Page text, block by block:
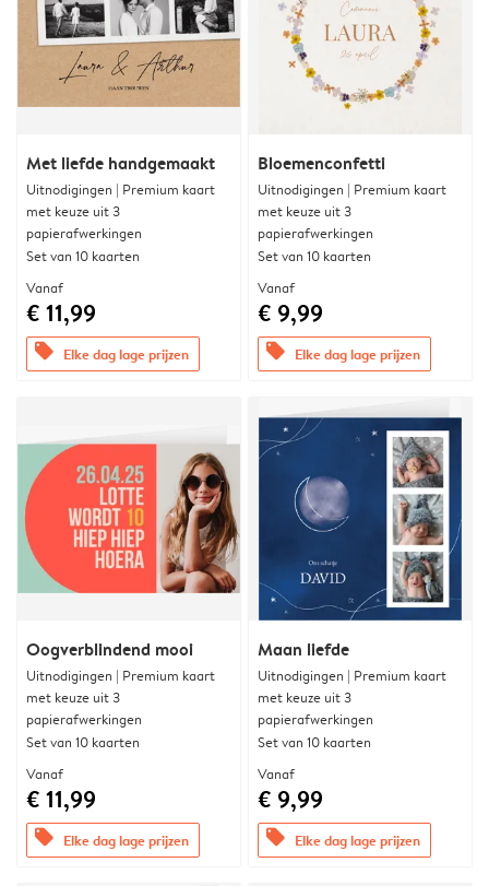
Met liefde handgemaakt
Uitnodigingen | Premium kaart
met keuze uit 3
papierafwerkingen
Set van 10 kaarten
Vanaf
€ 11,99
offers Elke dag lage prijzen
Bloemenconfetti
Uitnodigingen | Premium kaart
met keuze uit 3
papierafwerkingen
Set van 10 kaarten
Vanaf
€ 9,99
offers Elke dag lage prijzen
Oogverblindend mooi
Uitnodigingen | Premium kaart
met keuze uit 3
papierafwerkingen
Set van 10 kaarten
Vanaf
€ 11,99
offers Elke dag lage prijzen
Maan liefde
Uitnodigingen | Premium kaart
met keuze uit 3
papierafwerkingen
Set van 10 kaarten
Vanaf
€ 9,99
offers Elke dag lage prijzen